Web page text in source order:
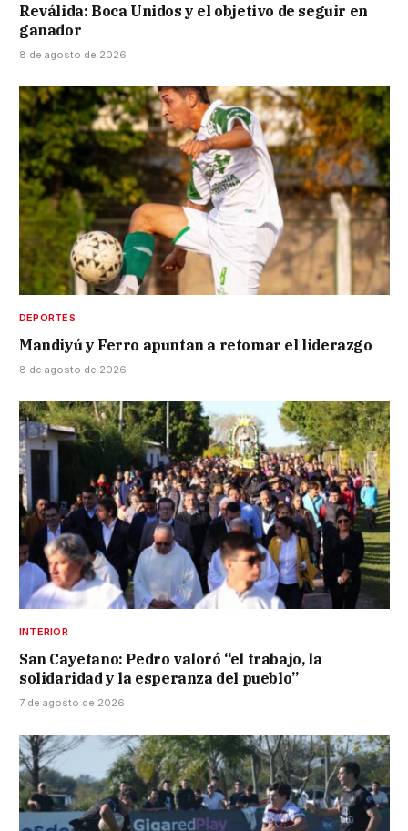
Reválida: Boca Unidos y el objetivo de seguir en
ganador
8 de agosto de 2026
DEPORTES
Mandiyú y Ferro apuntan a retomar el liderazgo
8 de agosto de 2026
INTERIOR
San Cayetano: Pedro valoró “el trabajo, la
solidaridad y la esperanza del pueblo”
7 de agosto de 2026